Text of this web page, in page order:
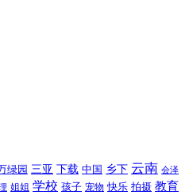
绿园 三亚 下载 中国 乡下 云南 会泽
姐姐 学校 孩子 宠物 快乐 拍摄 教育